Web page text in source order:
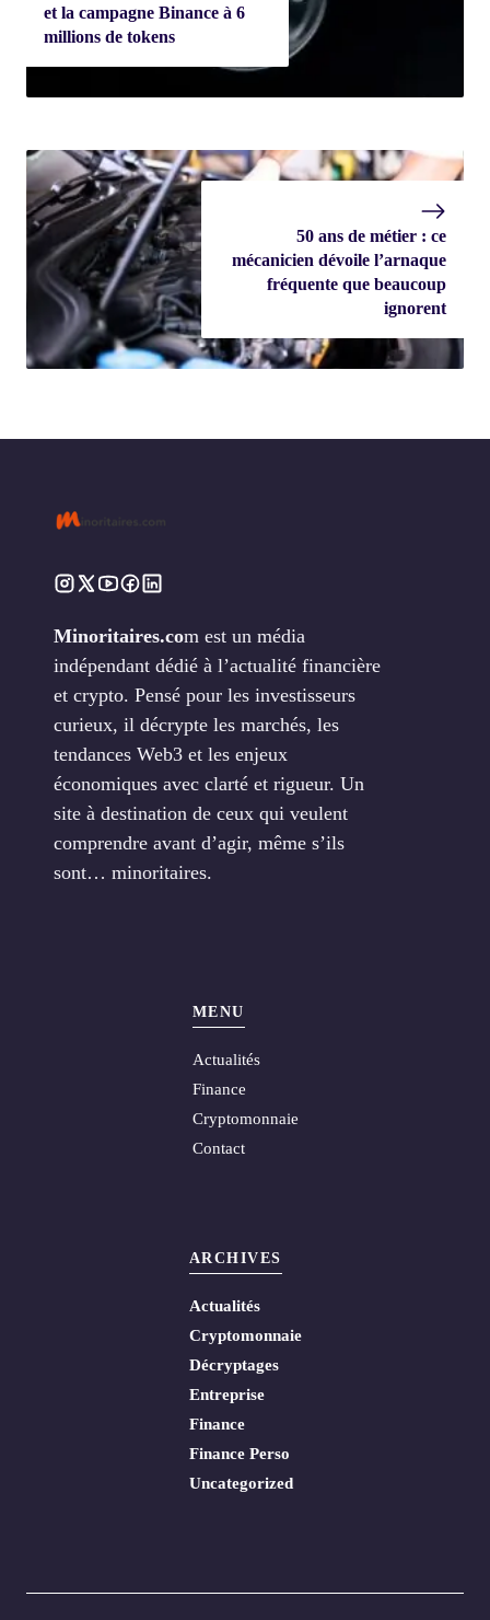
et la campagne Binance à 6
millions de tokens
50 ans de métier : ce
mécanicien dévoile l’arnaque
fréquente que beaucoup
ignorent
Minoritaires.com est un média
indépendant dédié à l’actualité financière
et crypto. Pensé pour les investisseurs
curieux, il décrypte les marchés, les
tendances Web3 et les enjeux
économiques avec clarté et rigueur. Un
site à destination de ceux qui veulent
comprendre avant d’agir, même s’ils
sont… minoritaires.
MENU
Actualités
Finance
Cryptomonnaie
Contact
ARCHIVES
Actualités
Cryptomonnaie
Décryptages
Entreprise
Finance
Finance Perso
Uncategorized